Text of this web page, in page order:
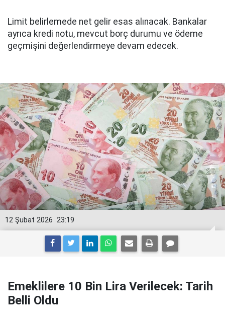
Limit belirlemede net gelir esas alınacak. Bankalar
ayrıca kredi notu, mevcut borç durumu ve ödeme
geçmişini değerlendirmeye devam edecek.
23:19
12 Şubat 2026
Emeklilere 10 Bin Lira Verilecek: Tarih
Belli Oldu